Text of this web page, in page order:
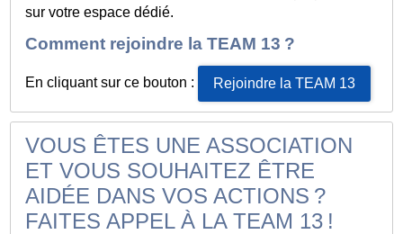
sur votre espace dédié.
Comment rejoindre la TEAM 13 ?
En cliquant sur ce bouton : Rejoindre la TEAM 13
VOUS ÊTES UNE ASSOCIATION
ET VOUS SOUHAITEZ ÊTRE
AIDÉE DANS VOS ACTIONS ?
FAITES APPEL À LA TEAM 13 !